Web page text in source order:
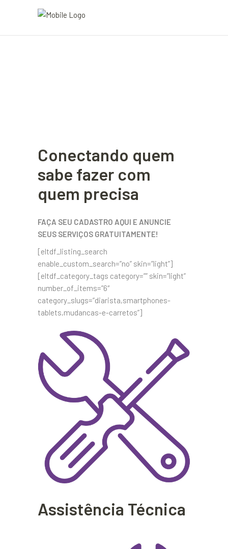
Conectando quem
sabe fazer com
quem precisa
FAÇA SEU CADASTRO AQUI E ANUNCIE
SEUS SERVIÇOS GRATUITAMENTE!
[eltdf_listing_search
enable_custom_search=”no” skin=”light”]
[eltdf_category_tags category=”” skin=”light”
number_of_items=”6″
category_slugs=”diarista,smartphones-
tablets,mudancas-e-carretos”]
Assistência Técnica